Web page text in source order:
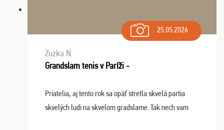
25.05.2026
Zuzka N.
Grandslam tenis v Paríži -
Priatelia, aj tento rok sa opäť stretla skvelá partia
skvelých ludi na skvelom gradslame. Tak nech vam